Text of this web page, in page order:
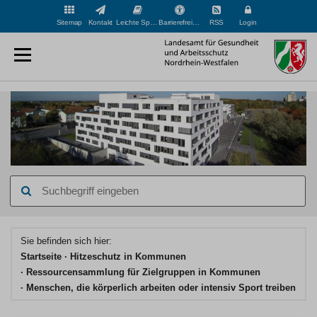
Sitemap Kontakt Barrierefreiheit RSS Login
eingeben
Sie befinden sich hier:
Startseite
Hitzeschutz in Kommunen
Ressourcensammlung für Zielgruppen in Kommunen
Menschen, die körperlich arbeiten oder intensiv Sport treiben